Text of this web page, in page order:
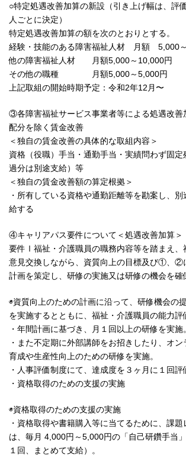
○特定処遇改善加算の新設（引き上げ幅は、評
人ごとに決定）
特定処遇改善加算の額を次のとおりとする。
経験・技能のある障害福祉人材 月額 5,000
他の障害福祉人材 月額5,000～10,000円
その他の職種 月額5,000～5,000円
上記取組の開始時期予定：令和2年12月〜
③各障害福祉サービス事業者等による処遇改善
配分を除く賃金改善
＜独自の賃金改善の具体的な取組内容＞
資格（役職）手当・通勤手当・実績問わず固定
過分は別途支給）等
＜独自の賃金改善額の算定根拠＞
・所有している資格や通勤距離等を勘案し、
給する
④キャリアパス要件について＜処遇改善加算＞
要件Ⅰ福祉・介護職員の職務内容等を踏まえ、
意見交換しながら、資質向上の目標及び①、②
計画を策定し、研修の実施又は研修の機会を確
◉資質向上のための計画に沿って、研修機会の
を実施するとともに、福祉・介護職員の能力評
・年間計画に基づき、月１回以上の研修を実施。
・また不定期に外部講師をお招きしたり、オ
育成や生産性向上のための研修を実施。
・人事評価制度にて、達成度を３ヶ月に１回評
・資格取得のための支援の実施
◉資格取得のための支援の実施
・資格取得や書籍購入等に当てるために、課
は、毎月 4,000円～5,000円の「自己研鑽手当
１回、まとめて支給）。